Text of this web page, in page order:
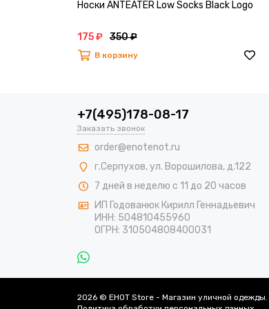
Носки ANTEATER Low Socks Black Logo
175 ₽ 350 ₽
В корзину
+7(495)178-08-17
Заказать звонок
order@enotenot.ru
г.Серпухов, ул. Ворошилова, д.122
7 дней в неделю с 11 до 20 часов
ИП Годованюк Кирилл Геннадьевич
ИНН: 504810455960
ОГРН: 310504808400031
2026 © EHOT Store - Магазин уличной одежды.